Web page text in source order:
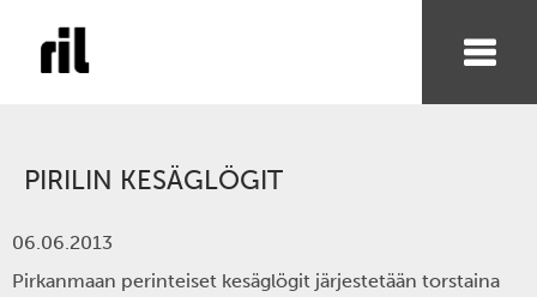
PIRILIN KESÄGLÖGIT
06.06.2013
Pirkanmaan perinteiset kesäglögit järjestetään torstaina